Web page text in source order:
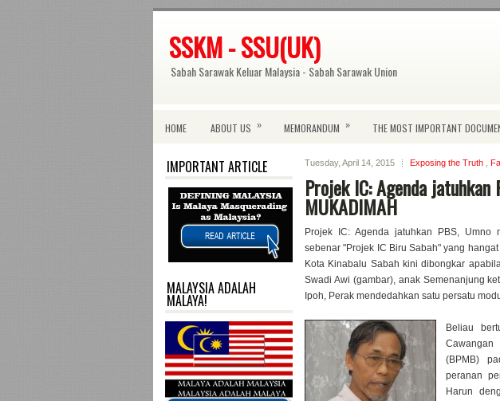
SSKM - SSU(UK)
Sabah Sarawak Keluar Malaysia - Sabah Sarawak Union
HOME ABOUT US » MEMORANDUM » THE MOST IMPORTANT
IMPORTANT ARTICLE
MALAYSIA ADALAH
MALAYA!
Tuesday, April 14, 2015 Exposing the Truth
Projek IC: Agenda jatuhkan
MUKADIMAH
Projek IC: Agenda jatuhkan PBS, Umno
sebenar "Projek IC Biru Sabah" yang
Kota Kinabalu Sabah kini dibongkar
Swadi Awi (gambar), anak Semenanjung
Ipoh, Perak mendedahkan satu persatu
Beliau
Cawangan
(BPMB)
peranan
Harun